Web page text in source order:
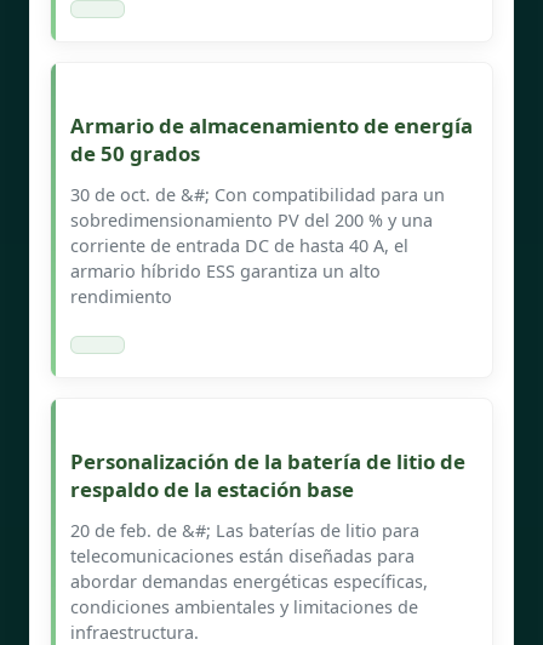
Armario de almacenamiento de energía
de 50 grados
30 de oct. de &#; Con compatibilidad para un
sobredimensionamiento PV del 200 % y una
corriente de entrada DC de hasta 40 A, el
armario híbrido ESS garantiza un alto
rendimiento
Personalización de la batería de litio de
respaldo de la estación base
20 de feb. de &#; Las baterías de litio para
telecomunicaciones están diseñadas para
abordar demandas energéticas específicas,
condiciones ambientales y limitaciones de
infraestructura.